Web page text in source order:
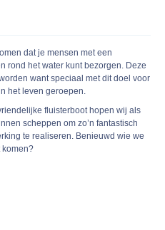
dat je mensen met een
rond het water kunt bezorgen. Deze
want speciaal met dit doel voor
het leven geroepen.
fluisterboot hopen wij als
scheppen om zo’n fantastisch
te realiseren. Benieuwd wie we
komen?